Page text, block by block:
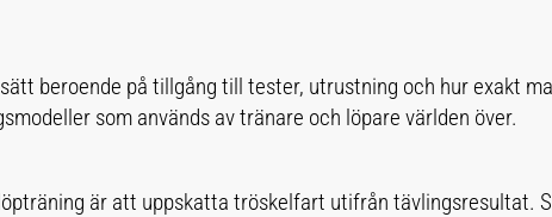
beroende på tillgång till tester, utrustning och hur exakt
som används av tränare och löpare världen över.
är att uppskatta tröskelfart utifrån tävlingsresultat.